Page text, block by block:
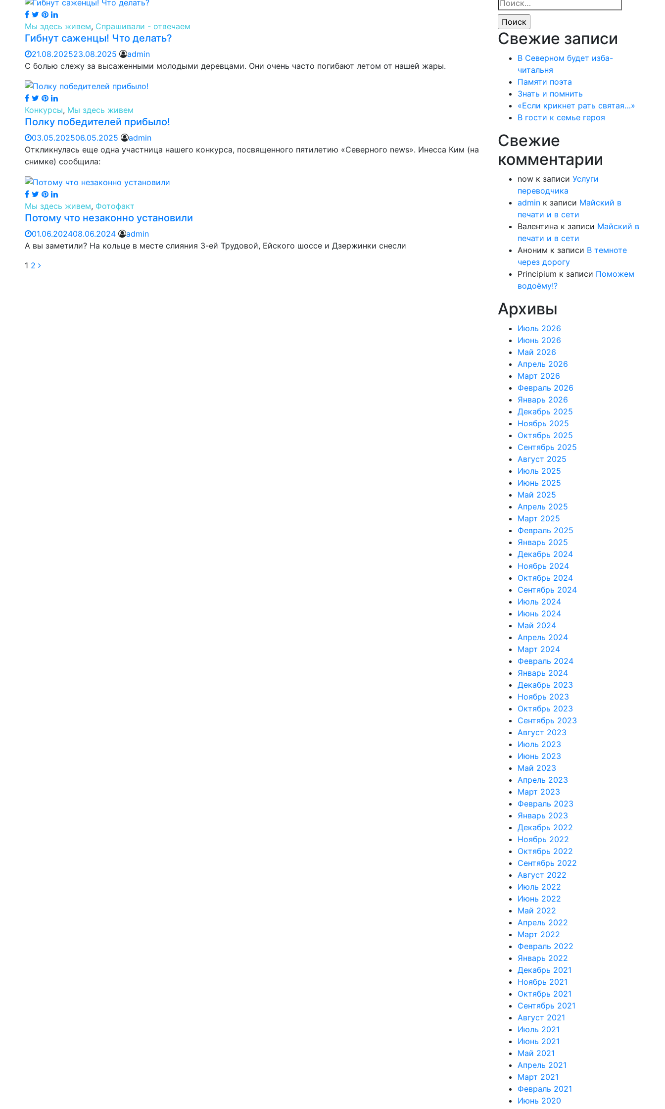
Мы здесь живем, Спрашивали - отвечаем
Гибнут саженцы! Что делать?
21.08.202523.08.2025
admin
С болью слежу за высаженными молодыми деревцами. Они очень часто погибают летом от нашей жары.
Конкурсы, Мы здесь живем
Полку победителей прибыло!
03.05.202506.05.2025
admin
Откликнулась еще одна участница нашего конкурса, посвященного пятилетию «Северного news». Инесса Ким (на
снимке) сообщила:
Мы здесь живем, Фотофакт
Потому что незаконно установили
01.06.202408.06.2024
admin
А вы заметили? На кольце в месте слияния 3-ей Трудовой, Ейского шоссе и Дзержинки снесли
1 2
Свежие записи
В Северном будет изба-
читальня
Памяти поэта
Знать и помнить
«Если крикнет рать святая…»
В гости к семье героя
Свежие
комментарии
nowк записи Услуги
переводчика
adminк записи Майский в
печати и в сети
Валентина к записи Майский в
печати и в сети
Аноним к записи В темноте
через дорогу
Principium к записи Поможем
водоёму!?
Архивы
Июль 2026
Июнь 2026
Май 2026
Апрель 2026
Март 2026
Февраль 2026
Январь 2026
Декабрь 2025
Ноябрь 2025
Октябрь 2025
Сентябрь 2025
Август 2025
Июль 2025
Июнь 2025
Май 2025
Апрель 2025
Март 2025
Февраль 2025
Январь 2025
Декабрь 2024
Ноябрь 2024
Октябрь 2024
Сентябрь 2024
Июль 2024
Июнь 2024
Май 2024
Апрель 2024
Март 2024
Февраль 2024
Январь 2024
Декабрь 2023
Ноябрь 2023
Октябрь 2023
Сентябрь 2023
Август 2023
Июль 2023
Июнь 2023
Май 2023
Апрель 2023
Март 2023
Февраль 2023
Январь 2023
Декабрь 2022
Ноябрь 2022
Октябрь 2022
Сентябрь 2022
Август 2022
Июль 2022
Июнь 2022
Май 2022
Апрель 2022
Март 2022
Февраль 2022
Январь 2022
Декабрь 2021
Ноябрь 2021
Октябрь 2021
Сентябрь 2021
Август 2021
Июль 2021
Июнь 2021
Май 2021
Апрель 2021
Март 2021
Февраль 2021
Июнь 2020